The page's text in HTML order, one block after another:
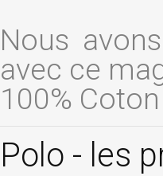
Nous
avec ce
100% Coton
Polo - les